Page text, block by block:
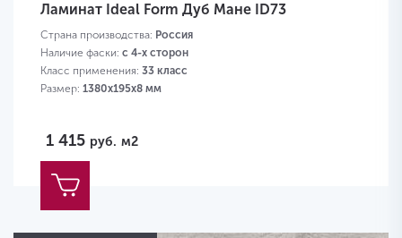
Ламинат Ideal Form Дуб Мане ID73
Страна производства: Россия
Наличие фаски: с 4-х сторон
Класс применения: 33 класс
Размер: 1380х195х8 мм
1 415 руб. м2